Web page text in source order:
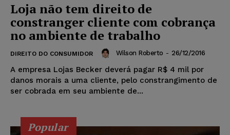
Loja não tem direito de
constranger cliente com cobrança
no ambiente de trabalho
DIREITO DO CONSUMIDOR Wilson Roberto - 26/12/2016
A empresa Lojas Becker deverá pagar R$ 4 mil por
danos morais a uma cliente, pelo constrangimento de
ser cobrada em seu ambiente de...
Popular